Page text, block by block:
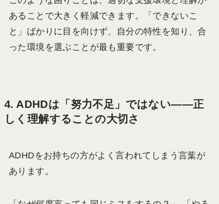
あることで大きく軽減できます。「できないこ
と」ばかりに目を向けず、自分の特性を知り、合
った環境を選ぶことが最も重要です。
4. ADHDは「努力不足」ではない——正
しく理解することの大切さ
ADHDをお持ちの方がよく言われてしまう言葉が
あります。